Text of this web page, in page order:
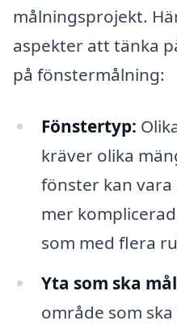
målningsprojekt.
aspekter att tänka
på fönstermålning:
Fönstertyp:
kräver olika
fönster kan
mer
som med flera
Yta som ska
område som